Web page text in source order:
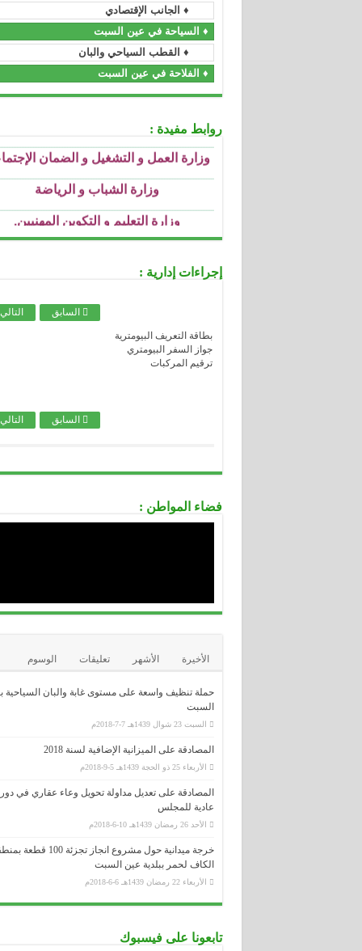
♦ الجانب الإقتصادي
♦ السياحة في عين السبت
♦ القطب السياحي والبان
♦ الفلاحة في عين السبت
روابط مفيدة :
الجريدة الرسمية
الأمانة العامة للحكومة
وزارة السكن و العمران و المدينة
وزارة الشباب و الرياضة
وزارة التعليم و التكوين المهنيين.
وزارة التعليم العالي و البحث العملي
وزارة التربية الوطنية
وزارة الصحة
وزارة العدل
الصندوق الوطني للتأمينات الاجتماعية
الصندوق الوطني للتأمينات الاجتماعية
غير الأجراء
المديرية العامة للوظيفة العمومية
ONEC
إجراءات إدارية :
التالي السابق
بطاقة التعريف البيومترية
جواز السفر البيومتري
ترقيم المركبات
التالي السابق
فضاء المواطن :
الأخيرة الأشهر تعليقات الوسوم
حملة تنظيف واسعة على مستوى غابة والبان السياحية
السبت
السبت 23 شوال 1439هـ 7-7-2018م
المصادقة على الميزانية الإضافية لسنة 2018
الأربعاء 25 ذو الحجة 1439هـ 5-9-2018م
المصادقة على تعديل مداولة تحويل وعاء عقاري في
عادية للمجلس
الأحد 26 رمضان 1439هـ 10-6-2018م
خرجة ميدانية حول مشروع انجاز تجزئة 100
الكاف لحمر ببلدية عين السبت
الأربعاء 22 رمضان 1439هـ 6-6-2018م
تابعونا على فيسبوك